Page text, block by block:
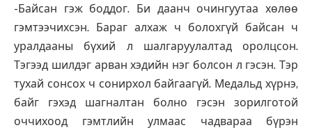
-Байсан гэж боддог. Би даанч очингуутаа хөлөө
гэмтээчихсэн. Бараг алхаж ч болохгүй байсан ч
уралдааны бүхий л шалгаруулалтад оролцсон.
Тэгээд шилдэг арван хэдийн нэг болсон л гэсэн. Тэр
тухай сонсох ч сонирхол байгаагүй. Медальд хүрнэ,
байг гэхэд шагналтан болно гэсэн зорилготой
оччихоод гэмтлийн улмаас чадвараа бүрэн